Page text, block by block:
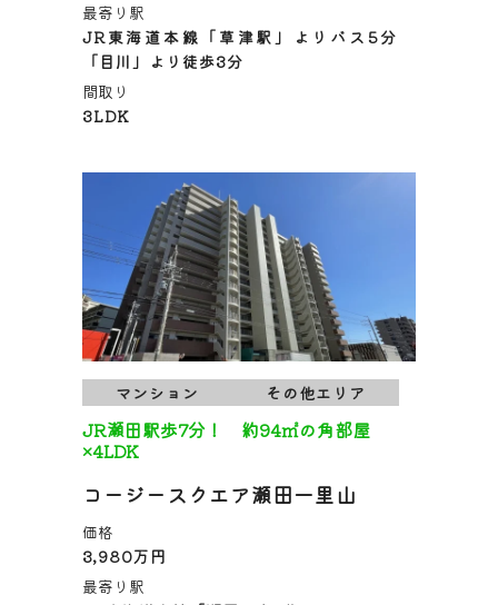
最寄り駅
JR東海道本線「草津駅」よりバス5分
「目川」より徒歩3分
間取り
3LDK
マンション その他エリア
JR瀬田駅歩7分！ 約94㎡の角部屋
×4LDK
コージースクエア瀬田一里山
価格
3,980万円
最寄り駅